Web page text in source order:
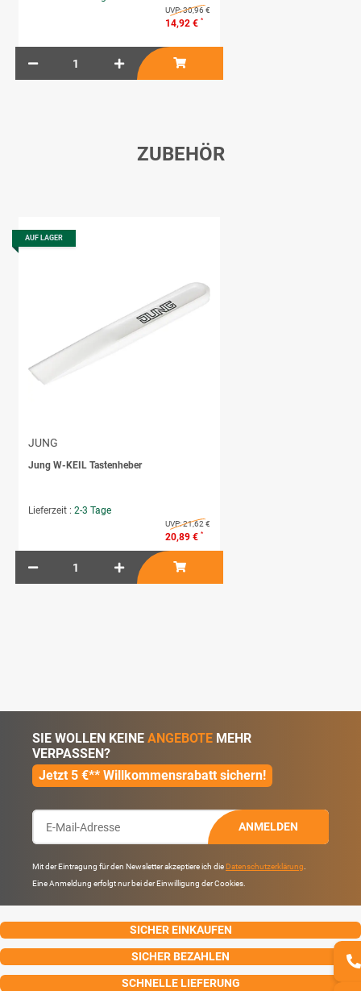
UVP:30,96 €
14,92 € *
ZUBEHÖR
AUF LAGER
JUNG
Jung W-KEIL Tastenheber
Lieferzeit : 2-3 Tage
UVP:21,62 €
20,89 € *
SIE WOLLEN KEINE ANGEBOTE MEHR
VERPASSEN?
Jetzt 5 €** Willkommensrabatt sichern!
ANMELDEN
Mit der Eintragung für den Newsletter akzeptiere ich die Datenschutzerklärung
Eine Anmeldung erfolgt nur bei der Einwilligung der Cookies.
SICHER EINKAUFEN
SICHER BEZAHLEN
SCHNELLE LIEFERUNG